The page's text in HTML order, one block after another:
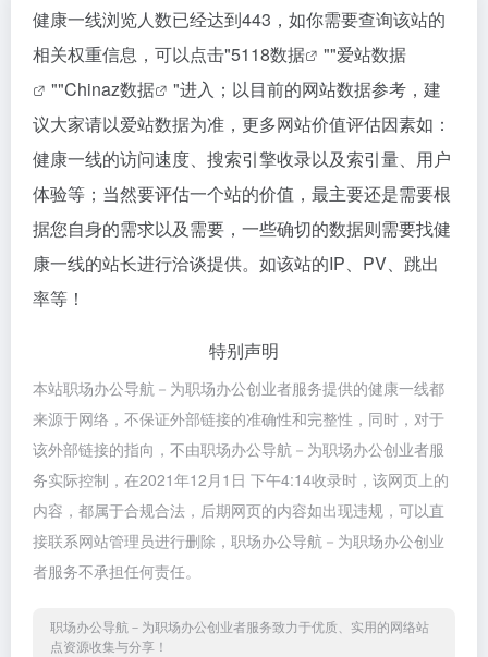
健康一线浏览人数已经达到443，如你需要查询该站的
相关权重信息，可以点击"5118数据 ""爱站数据
""Chinaz数据
"进入；以目前的网站数据参考，建
议大家请以爱站数据为准，更多网站价值评估因素如：
健康一线的访问速度、搜索引擎收录以及索引量、用户
体验等；当然要评估一个站的价值，最主要还是需要根
据您自身的需求以及需要，一些确切的数据则需要找健
康一线的站长进行洽谈提供。如该站的IP、PV、跳出
率等！
特别声明
本站职场办公导航－为职场办公创业者服务提供的健康一线都
来源于网络，不保证外部链接的准确性和完整性，同时，对于
该外部链接的指向，不由职场办公导航－为职场办公创业者服
务实际控制，在2021年12月1日 下午4:14收录时，该网页上的
内容，都属于合规合法，后期网页的内容如出现违规，可以直
接联系网站管理员进行删除，职场办公导航－为职场办公创业
者服务不承担任何责任。
职场办公导航－为职场办公创业者服务致力于优质、实用的网络站
点资源收集与分享！